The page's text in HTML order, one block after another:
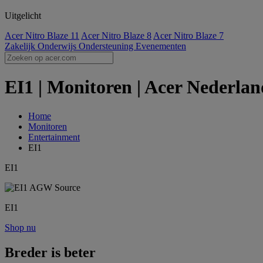
Uitgelicht
Acer Nitro Blaze 11 Acer Nitro Blaze 8 Acer Nitro Blaze 7
Zakelijk Onderwijs Ondersteuning Evenementen
EI1 | Monitoren | Acer
Home
Monitoren
Entertainment
EI1
EI1
EI1
Shop nu
Breder is beter